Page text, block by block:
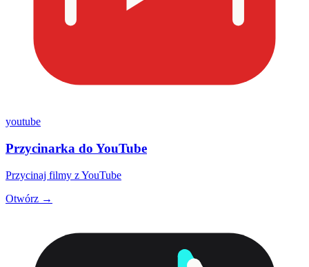
youtube
Przycinarka do YouTube
Przycinaj filmy z YouTube
Otwórz →